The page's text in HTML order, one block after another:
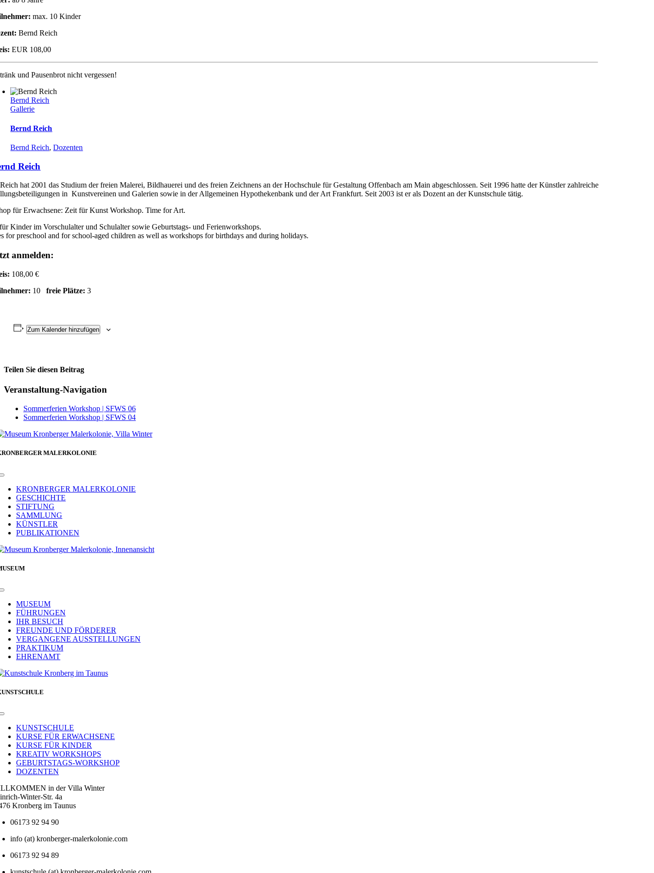
max. 10 Kinder
Bernd Reich
EUR 108,00
und Pausenbrot nicht vergessen!
Bernd Reich
Gallerie
Bernd Reich
Bernd Reich,Dozenten
Reich
hat 2001 das Studium der freien Malerei, Bildhauerei und des freien Zeichnens an der Hochschule für Gestaltung Offenbach am Main abgeschlossen. Seit 1996 hatte der Künstler zahlreiche
in Kunstvereinen und Galerien sowie in der Allgemeinen Hypothekenbank und der Art Frankfurt. Seit 2003 ist er als Dozent an der Kunstschule tätig.
für Erwachsene: Zeit für Kunst Workshop. Time for Art.
Kinder im Vorschulalter und Schulalter sowie Geburtstags- und Ferienworkshops.
for preschool and for school-aged children as well as workshops for birthdays and during holidays.
anmelden:
108,00 €
10freie Plätze: 3
Zum Kalender hinzufügen
Teilen Sie diesen Beitrag
Facebook
Veranstaltung-Navigation
Sommerferien Workshop | SFWS 06
Sommerferien Workshop | SFWS 04
MALERKOLONIE
Toggle
NavigationKRONBERGER MALERKOLONIE
GESCHICHTE
STIFTUNG
SAMMLUNG
KÜNSTLER
PUBLIKATIONEN
Toggle
NavigationMUSEUM
FÜHRUNGEN
IHR BESUCH
FREUNDE UND FÖRDERER
VERGANGENE AUSSTELLUNGEN
PRAKTIKUM
EHRENAMT
Toggle
NavigationKUNSTSCHULE
KURSE FÜR ERWACHSENE
KURSE FÜR KINDER
KREATIV WORKSHOPS
GEBURTSTAGS-WORKSHOP
DOZENTEN
in der Villa Winter
Winter-Str. 4a
Kronberg im Taunus
06173 92 94 90
info (at) kronberger-malerkolonie.com
06173 92 94 89